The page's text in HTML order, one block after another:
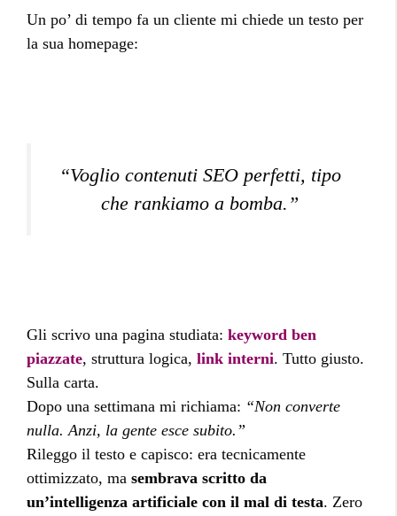
Un po’ di tempo fa un cliente mi chiede un testo per
la sua homepage:
“Voglio contenuti SEO perfetti, tipo
che rankiamo a bomba.”
Gli scrivo una pagina studiata: keyword ben
piazzate, struttura logica, link interni. Tutto giusto.
Sulla carta.
Dopo una settimana mi richiama: “Non converte
nulla. Anzi, la gente esce subito.”
Rileggo il testo e capisco: era tecnicamente
ottimizzato, ma sembrava scritto da
un’intelligenza artificiale con il mal di testa. Zero